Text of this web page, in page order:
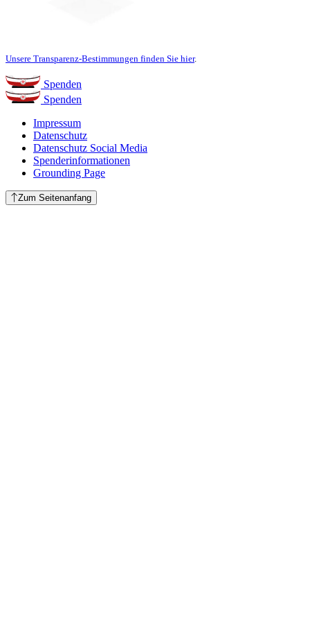
Unsere Transparenz-Bestimmungen finden Sie hier.
Spenden
Spenden
Impressum
Datenschutz
Datenschutz Social Media
Spenderinformationen
Grounding Page
Zum Seitenanfang